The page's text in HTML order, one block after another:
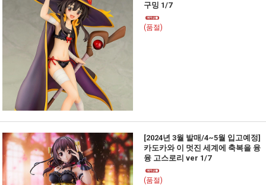
구밍 1/7
(품절)
[2024년 3월 발매/4~5월 입고예정]
카도카와 이 멋진 세계에 축복을 융
융 고스로리 ver 1/7
(품절)